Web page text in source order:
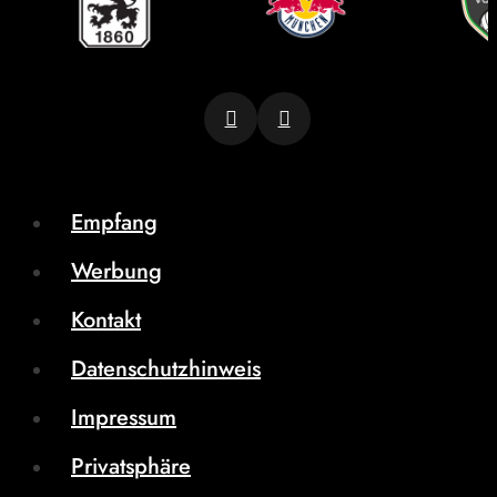
Empfang
Werbung
Kontakt
Datenschutzhinweis
Impressum
Privatsphäre